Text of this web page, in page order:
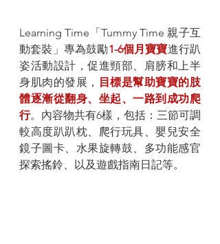
Learning Time「Tummy Time 親子互
動套裝」專為鼓勵1-6個月寶寶進行趴
姿活動設計，促進頸部、肩膀和上半
身肌肉的發展， 目標是幫助寶寶的肢
體逐漸從翻身、坐起、一路到成功爬
行。內容物共有6樣，包括：三節可調
較高度趴趴枕、爬行玩具、嬰兒安全
鏡子圖卡、水果旋轉鼓、多功能感官
探索搖鈴、以及遊戲指南日記等。